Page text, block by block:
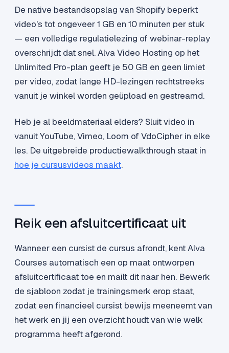
De native bestandsopslag van Shopify beperkt
video's tot ongeveer 1 GB en 10 minuten per stuk
— een volledige regulatielezing of webinar-replay
overschrijdt dat snel. Alva Video Hosting op het
Unlimited Pro-plan geeft je 50 GB en geen limiet
per video, zodat lange HD-lezingen rechtstreeks
vanuit je winkel worden geüpload en gestreamd.
Heb je al beeldmateriaal elders? Sluit video in
vanuit YouTube, Vimeo, Loom of VdoCipher in elke
les. De uitgebreide productiewalkthrough staat in
hoe je cursusvideos maakt.
Reik een afsluitcertificaat uit
Wanneer een cursist de cursus afrondt, kent Alva
Courses automatisch een op maat ontworpen
afsluitcertificaat toe en mailt dit naar hen. Bewerk
de sjabloon zodat je trainingsmerk erop staat,
zodat een financieel cursist bewijs meeneemt van
het werk en jij een overzicht houdt van wie welk
programma heeft afgerond.